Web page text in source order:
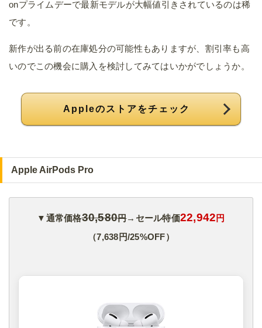
onプライムデーで最新モデルが大幅値引きされているのは稀
です。
新作が出る前の在庫処分の可能性もありますが、割引率も高
いのでこの機会に購入を検討してみてはいかがでしょうか。
Appleのストアをチェック
Apple AirPods Pro
▼通常価格30,580円→セール特価22,942 円
（7,638円/25%OFF）